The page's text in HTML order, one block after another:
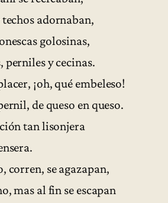
techos adornaban,
golosinas,
perniles y cecinas.
¡oh, qué embeleso!
de queso en queso.
tan lisonjera
corren, se agazapan,
mas al fin se escapan